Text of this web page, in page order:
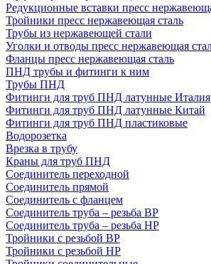
Редукционные вставки пресс
Тройники пресс нержавеющая сталь
Трубы из нержавеющей стали
Уголки и отводы пресс нержавеющая
Фланцы пресс нержавеющая сталь
ПНД трубы и фитинги к ним
Трубы ПНД
Фитинги для труб ПНД латунные Италия
Фитинги для труб ПНД латунные Китай
Фитинги для труб ПНД пластиковые
Водорозетка
Врезка в трубу
Краны для труб ПНД
Соединитель переходной
Соединитель прямой
Соединитель с фланцем
Соединитель труба – резьба ВР
Соединитель труба – резьба НР
Тройники с резьбой ВР
Тройники с резьбой НР